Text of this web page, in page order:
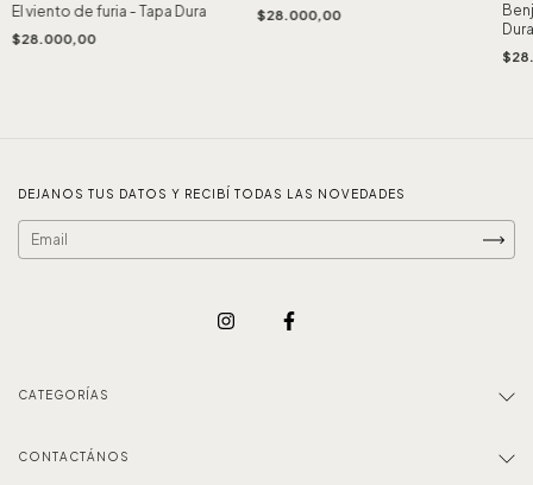
El viento de furia - Tapa Dura
$28.000,00
$28.000,00
Dura
DEJANOS TUS DATOS Y RECIBÍ TODAS LAS NOVEDADES
CATEGORÍAS
CONTACTÁNOS